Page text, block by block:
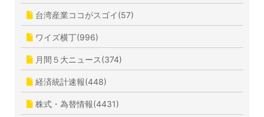
台湾産業ココがスゴイ(57)
ワイズ横丁(996)
月間５大ニュース(374)
経済統計速報(448)
株式・為替情報(4431)